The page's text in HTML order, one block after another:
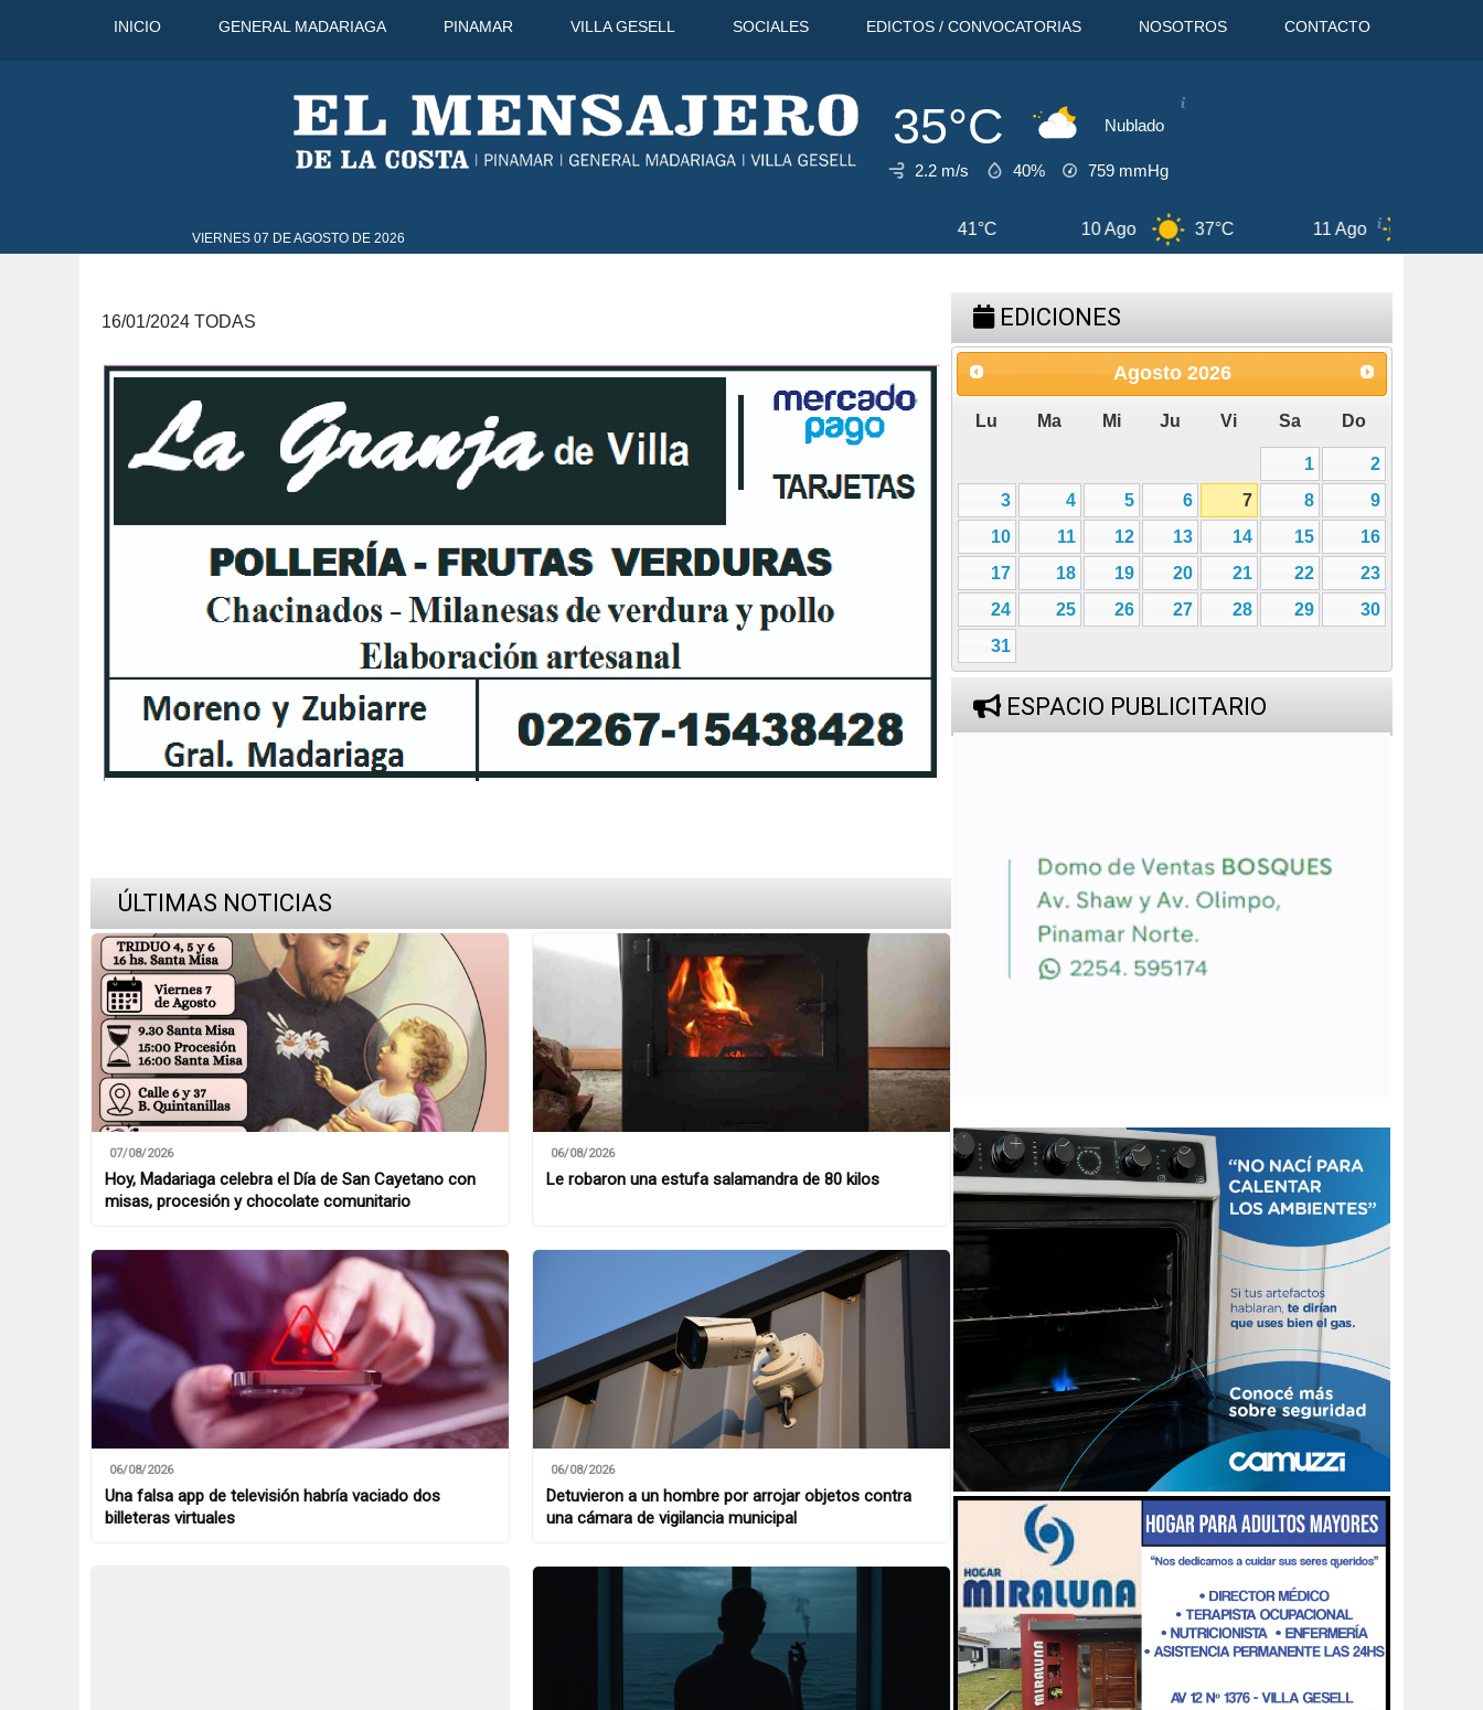
INICIO GENERAL MADARIAGA PINAMAR VILLA GESELL SOCIALES EDICTOS / CONVOCATORIAS NOSOTROS CONTACTO
35°C Nublado
2.2 m/s 40% 759 mmHg
VIERNES 07 DE AGOSTO DE 2026
42°C 8 Ago 39°C 38°C
16/01/2024 TODAS
ÚLTIMAS NOTICIAS
07/08/2026
Hoy, Madariaga celebra el Día de San Cayetano con
misas, procesión y chocolate comunitario
06/08/2026
Le robaron una estufa salamandra de 80 kilos
06/08/2026
Una falsa app de televisión habría vaciado dos
billeteras virtuales
06/08/2026
Detuvieron a un hombre por arrojar objetos contra
una cámara de vigilancia municipal
EDICIONES
Agosto 2026
Lu Ma Mi Ju Vi Sa Do
1
2
3
4 5 6 7 8
9
10
11 12 13 14 15
16
17
18 19 20 21 22
23
24
25 26 27 28 29
30
31
ESPACIO PUBLICITARIO